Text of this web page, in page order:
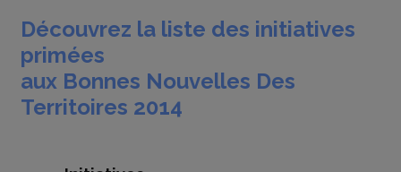
Découvrez la liste des initiatives
primées
aux Bonnes Nouvelles Des
Territoires 2014